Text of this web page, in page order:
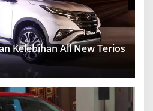
Kelebihan All New Terios